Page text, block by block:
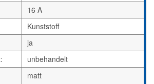
16 A
Kunststoff
ja
unbehandelt
matt